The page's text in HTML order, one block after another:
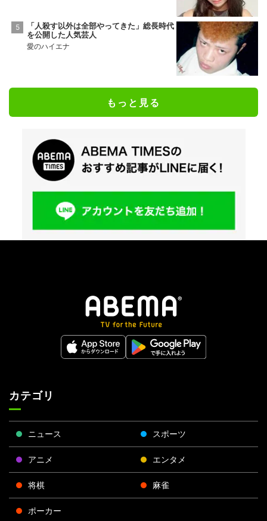
「人殺す以外は全部やってきた」総長時代
を公開した人気芸人
愛のハイエナ
もっと見る
カテゴリ
ニュース スポーツ
アニメ エンタメ
将棋 麻雀
ポーカー